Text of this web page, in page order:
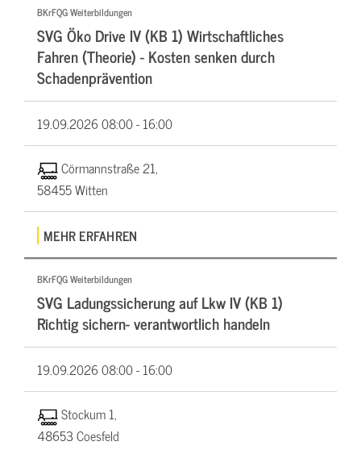
BKrFQG Weiterbildungen
SVG Öko Drive IV (KB 1) Wirtschaftliches
Fahren (Theorie) - Kosten senken durch
Schadenprävention
19.09.202608:00 - 16:00
Cörmannstraße 21,
58455 Witten
MEHR ERFAHREN
BKrFQG Weiterbildungen
SVG Ladungssicherung auf Lkw IV (KB 1)
Richtig sichern- verantwortlich handeln
19.09.202608:00 - 16:00
Stockum 1,
48653 Coesfeld